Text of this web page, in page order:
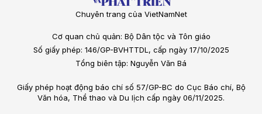
Chuyên trang của VietNamNet
Cơ quan chủ quản: Bộ Dân tộc và Tôn giáo
Số giấy phép: 146/GP-BVHTTDL, cấp ngày 17/10/2025
Tổng biên tập: Nguyễn Văn Bá
Giấy phép hoạt động báo chí số 57/GP-BC do Cục Báo chí, Bộ
Văn hóa, Thể thao và Du lịch cấp ngày 06/11/2025.